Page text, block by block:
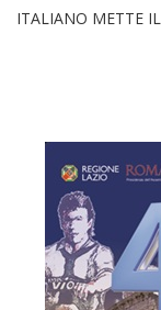
ITALIANO METTE